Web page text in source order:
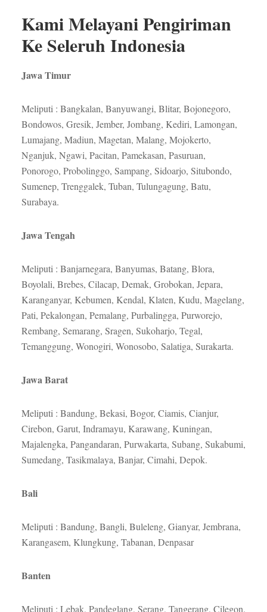
Kami Melayani Pengiriman
Ke Seleruh Indonesia
Jawa Timur
Meliputi : Bangkalan, Banyuwangi, Blitar, Bojonegoro,
Bondowos, Gresik, Jember, Jombang, Kediri, Lamongan,
Lumajang, Madiun, Magetan, Malang, Mojokerto,
Nganjuk, Ngawi, Pacitan, Pamekasan, Pasuruan,
Ponorogo, Probolinggo, Sampang, Sidoarjo, Situbondo,
Sumenep, Trenggalek, Tuban, Tulungagung, Batu,
Surabaya.
Jawa Tengah
Meliputi : Banjarnegara, Banyumas, Batang, Blora,
Boyolali, Brebes, Cilacap, Demak, Grobokan, Jepara,
Karanganyar, Kebumen, Kendal, Klaten, Kudu, Magelang,
Pati, Pekalongan, Pemalang, Purbalingga, Purworejo,
Rembang, Semarang, Sragen, Sukoharjo, Tegal,
Temanggung, Wonogiri, Wonosobo, Salatiga, Surakarta.
Jawa Barat
Meliputi : Bandung, Bekasi, Bogor, Ciamis, Cianjur,
Cirebon, Garut, Indramayu, Karawang, Kuningan,
Majalengka, Pangandaran, Purwakarta, Subang, Sukabumi,
Sumedang, Tasikmalaya, Banjar, Cimahi, Depok.
Bali
Meliputi : Bandung, Bangli, Buleleng, Gianyar, Jembrana,
Karangasem, Klungkung, Tabanan, Denpasar
Banten
Meliputi : Lebak, Pandeglang, Serang, Tangerang, Cilegon.